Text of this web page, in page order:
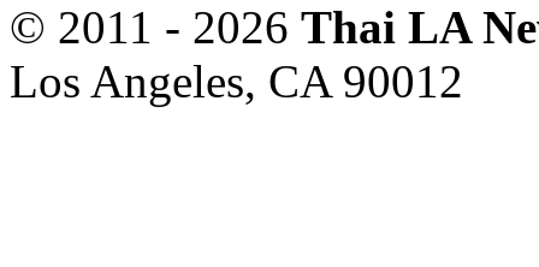
© 2011 - 2026 Thai LA
Los Angeles, CA 90012